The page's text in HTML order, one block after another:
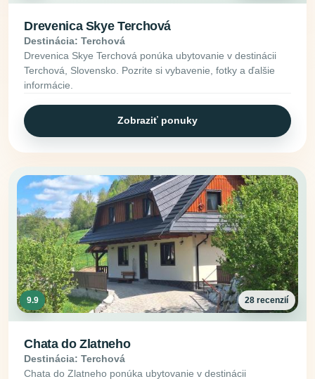
Drevenica Skye Terchová
Destinácia: Terchová
Drevenica Skye Terchová ponúka ubytovanie v destinácii
Terchová, Slovensko. Pozrite si vybavenie, fotky a ďalšie
informácie.
Zobraziť ponuky
9.9 28 recenzií
Chata do Zlatneho
Destinácia: Terchová
Chata do Zlatneho ponúka ubytovanie v destinácii